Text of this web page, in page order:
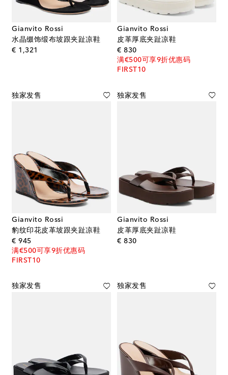
Gianvito Rossi
水晶缀饰缎布坡跟夹趾凉鞋
€ 1,321
Gianvito Rossi
皮革厚底夹趾凉鞋
€ 830original price
满€500可享9折优惠码
FIRST10
独家发售
Gianvito Rossi
豹纹印花皮革坡跟夹趾凉鞋
€ 945original price
满€500可享9折优惠码
FIRST10
独家发售
Gianvito Rossi
皮革厚底夹趾凉鞋
€ 830original price
独家发售 独家发售